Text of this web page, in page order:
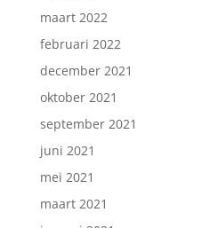
maart 2022
februari 2022
december 2021
oktober 2021
september 2021
juni 2021
mei 2021
maart 2021